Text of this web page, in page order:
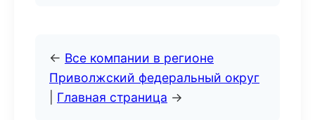
← Все компании в регионе
Приволжский федеральный округ
Главная страница →